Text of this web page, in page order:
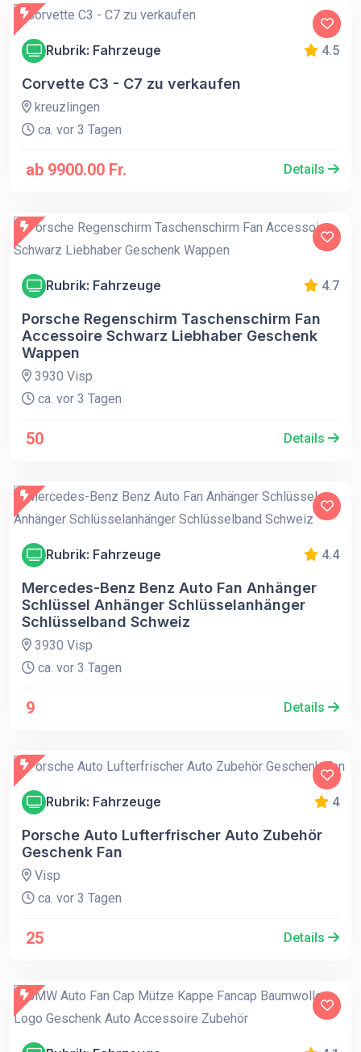
Rubrik: Fahrzeuge 4.5
Corvette C3 - C7 zu verkaufen
kreuzlingen
ca. vor 3 Tagen
ab 9900.00 Fr. Details
Rubrik: Fahrzeuge 4.7
Porsche Regenschirm Taschenschirm Fan
Accessoire Schwarz Liebhaber Geschenk
Wappen
3930 Visp
ca. vor 3 Tagen
50 Details
Rubrik: Fahrzeuge 4.4
Mercedes-Benz Benz Auto Fan Anhänger
Schlüssel Anhänger Schlüsselanhänger
Schlüsselband Schweiz
3930 Visp
ca. vor 3 Tagen
9 Details
Rubrik: Fahrzeuge 4
Porsche Auto Lufterfrischer Auto Zubehör
Geschenk Fan
Visp
ca. vor 3 Tagen
25 Details